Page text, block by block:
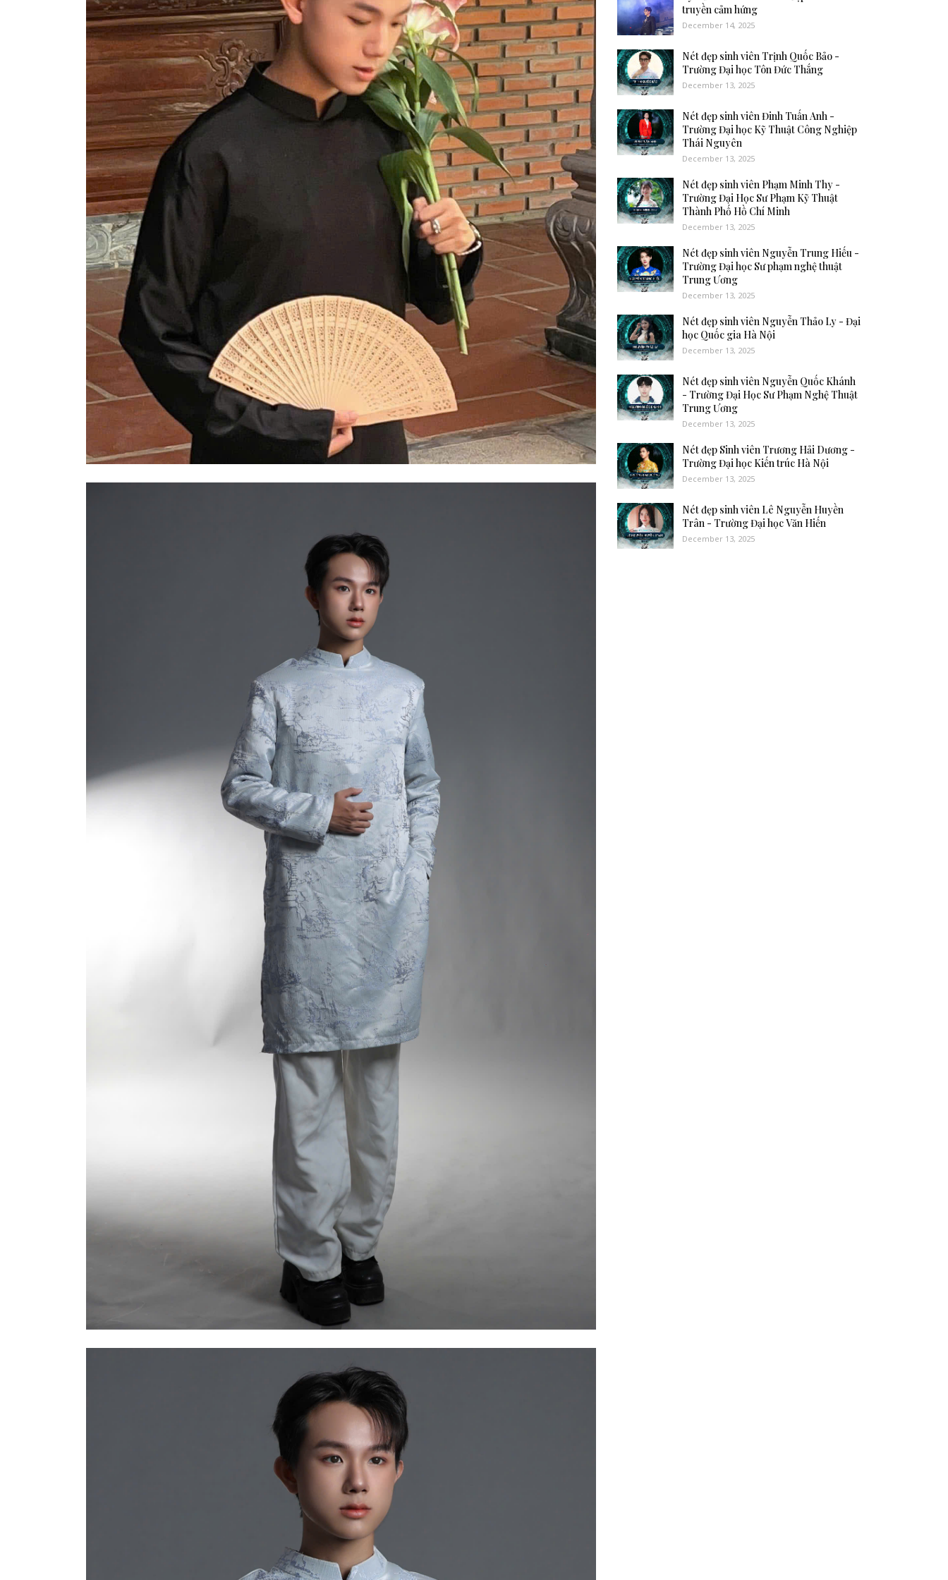
truyền cảm hứng
December 14, 2025
Nét đẹp sinh viên Trịnh Quốc Bảo -
Trường Đại học Tôn Đức Thắng
December 13, 2025
Nét đẹp sinh viên Đinh Tuấn Anh -
Trường Đại học Kỹ Thuật Công Nghiệp
Thái Nguyên
December 13, 2025
Nét đẹp sinh viên Phạm Minh Thy -
Trường Đại Học Sư Phạm Kỹ Thuật
Thành Phố Hồ Chí Minh
December 13, 2025
Nét đẹp sinh viên Nguyễn Trung Hiếu -
Trường Đại học Sư phạm nghệ thuật
Trung Ương
December 13, 2025
Nét đẹp sinh viên Nguyễn Thảo Ly - Đại
học Quốc gia Hà Nội
December 13, 2025
Nét đẹp sinh viên Nguyễn Quốc Khánh
- Trường Đại Học Sư Phạm Nghệ Thuật
Trung Ương
December 13, 2025
Nét đẹp Sinh viên Trương Hải Dương -
Trường Đại học Kiến trúc Hà Nội
December 13, 2025
Nét đẹp sinh viên Lê Nguyễn Huyền
Trân - Trường Đại học Văn Hiến
December 13, 2025